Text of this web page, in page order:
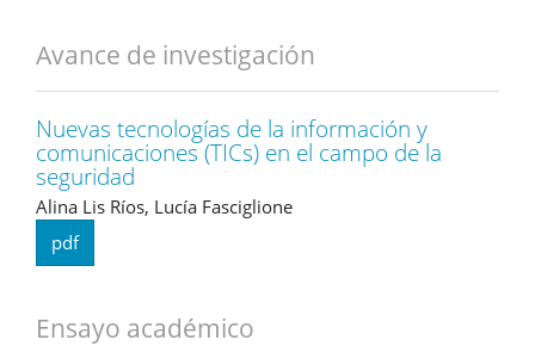
Avance de investigación
Nuevas tecnologías de la información y
comunicaciones (TICs) en el campo de la
seguridad
Alina Lis Ríos, Lucía Fasciglione
pdf
Ensayo académico